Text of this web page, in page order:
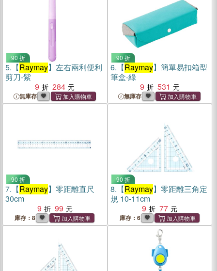
90 折
5. 【Raymay】左右兩利便利
剪刀-紫
9
284
無庫存
90 折
6. 【Raymay】簡單易扣箱型
筆盒-綠
9
531
無庫存
90 折
7. 【Raymay】零距離直尺
30cm
9
99
庫存：8
90 折
8. 【Raymay】零距離三角定
規 10-11cm
9
77
庫存：6